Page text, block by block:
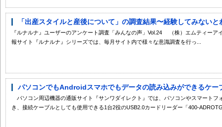
「出産スタイルと産後について」の調査結果〜経験してみない
『ルナルナ』ユーザーのアンケート調査「みんなの声」Vol.24 （株）エムティーア
報サイト『ルナルナ』シリーズでは、毎月サイト内で様々な意識調査を行っ...
パソコンでもAndroidスマホでもデータの読み込みができるケー
パソコン周辺機器の通販サイト『サンワダイレクト』では、パソコンやスマートフ
き、接続ケーブルとしても使用できる1台2役のUSB2.0カードリーダー「400-